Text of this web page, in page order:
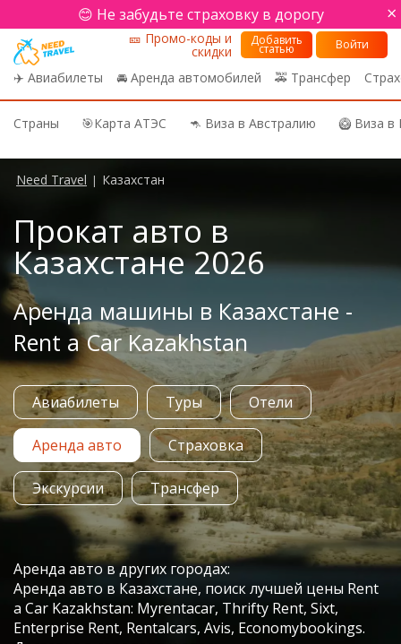
😊 Не забудьте страховку в дорогу ×
✈️ Авиабилеты 🚘 Аренда автомобилей 🚕 Трансфер
🎫 Промо-коды и
скидки
Добавить
статью Войти
Страны 🎯Карта АТЭС 🦘 Виза в Австралию 🥝 Виза
Need Travel | Казахстан
Прокат авто в
Казахстане 2026
Аренда машины в Казахстане -
Rent a Car Kazakhstan
Авиабилеты Туры Отели
Аренда авто Страховка
Экскурсии Трансфер
Аренда авто в других городах:
Аренда авто в Казахстане, поиск лучшей цены Rent
a Car Kazakhstan: Myrentacar, Thrifty Rent, Sixt,
Enterprise Rent, Rentalcars, Avis, Economybookings.